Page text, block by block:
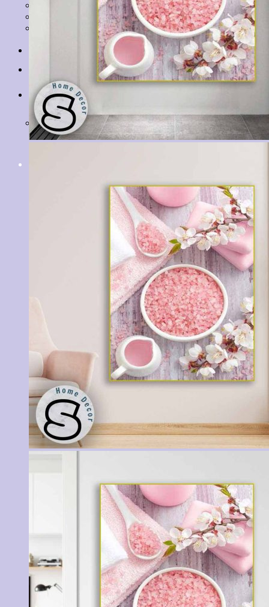
Tranh Cá Chép
Tranh Tĩnh Vật
Tranh Đồng Quê
Tranh Thuỷ Mặc
Tranh Con Hổ
Giỏ hàng
Chưa có sản phẩm trong giỏ hàng.